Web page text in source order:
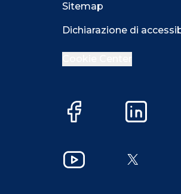
Sitemap
Dichiarazione di
Facebook LinkedIn
YouTube X
Accetta Più opzioni